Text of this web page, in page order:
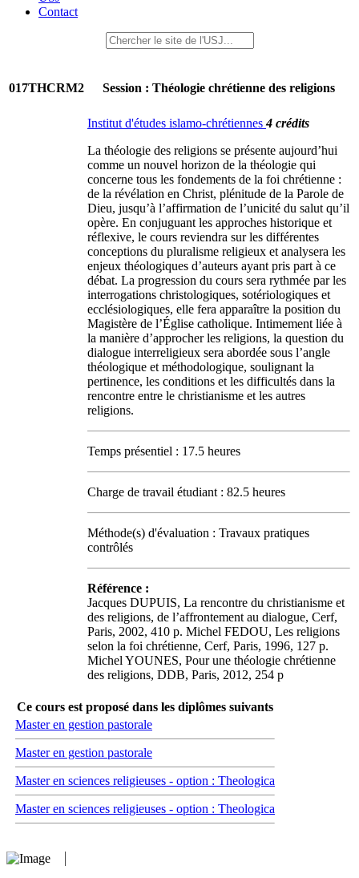
Contact
017THCRM2 Session : Théologie chrétienne des religions
Institut d'études islamo-chrétiennes4 crédits
La théologie des religions se présente aujourd’hui
comme un nouvel horizon de la théologie qui
concerne tous les fondements de la foi chrétienne :
de la révélation en Christ, plénitude de la Parole de
Dieu, jusqu’à l’affirmation de l’unicité du salut qu’il
opère. En conjuguant les approches historique et
réflexive, le cours reviendra sur les différentes
conceptions du pluralisme religieux et analysera les
enjeux théologiques d’auteurs ayant pris part à ce
débat. La progression du cours sera rythmée par les
interrogations christologiques, sotériologiques et
ecclésiologiques, elle fera apparaître la position du
Magistère de l’Église catholique. Intimement liée à
la manière d’approcher les religions, la question du
dialogue interreligieux sera abordée sous l’angle
théologique et méthodologique, soulignant la
pertinence, les conditions et les difficultés dans la
rencontre entre le christianisme et les autres
religions.
Temps présentiel : 17.5 heures
Charge de travail étudiant : 82.5 heures
Méthode(s) d'évaluation : Travaux pratiques
contrôlés
Référence :
Jacques DUPUIS, La rencontre du christianisme et
des religions, de l’affrontement au dialogue, Cerf,
Paris, 2002, 410 p. Michel FEDOU, Les religions
selon la foi chrétienne, Cerf, Paris, 1996, 127 p.
Michel YOUNES, Pour une théologie chrétienne
des religions, DDB, Paris, 2012, 254 p
Ce cours est proposé dans les diplômes suivants
Master en gestion pastorale
Master en gestion pastorale
Master en sciences religieuses - option : Theologica
Master en sciences religieuses - option : Theologica